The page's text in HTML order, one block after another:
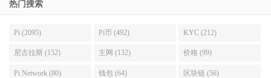
热门搜索
Pi (2095) Pi币 (492) KYC (212)
尼古拉斯 (152) 主网 (132) 价格 (99)
Pi Network (80) 钱包 (64) 区块链 (56)